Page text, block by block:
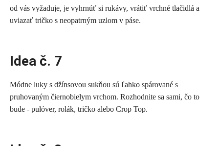
od vás vyžaduje, je vyhrnúť si rukávy, vrátiť vrchné tlačidlá a
uviazať tričko s neopatrným uzlom v páse.
Idea č. 7
Módne luky s džínsovou sukňou sú ľahko spárované s
pruhovaným čiernobielym vrchom. Rozhodnite sa sami, čo to
bude - pulóver, rolák, tričko alebo Crop Top.